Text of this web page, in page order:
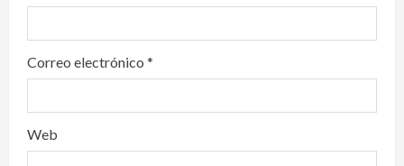
Correo electrónico *
Web